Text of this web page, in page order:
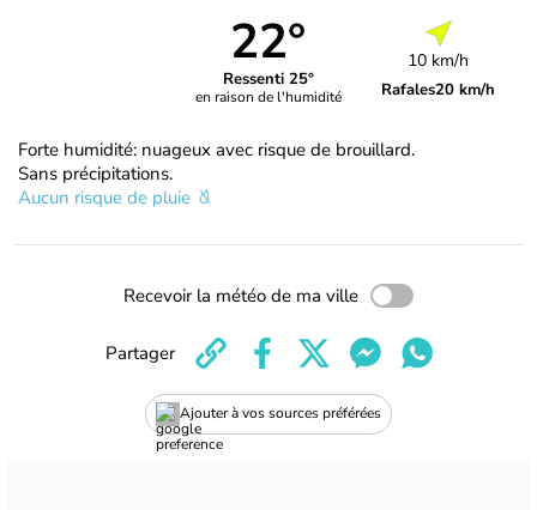
22°
Ressenti 25°
en raison de l'humidité
10 km/h
Rafales20 km/h
Forte humidité: nuageux avec risque de brouillard.
Sans précipitations.
Aucun risque de pluie
Recevoir la météo de ma ville
Ajouter à vos sources préférées
Partager